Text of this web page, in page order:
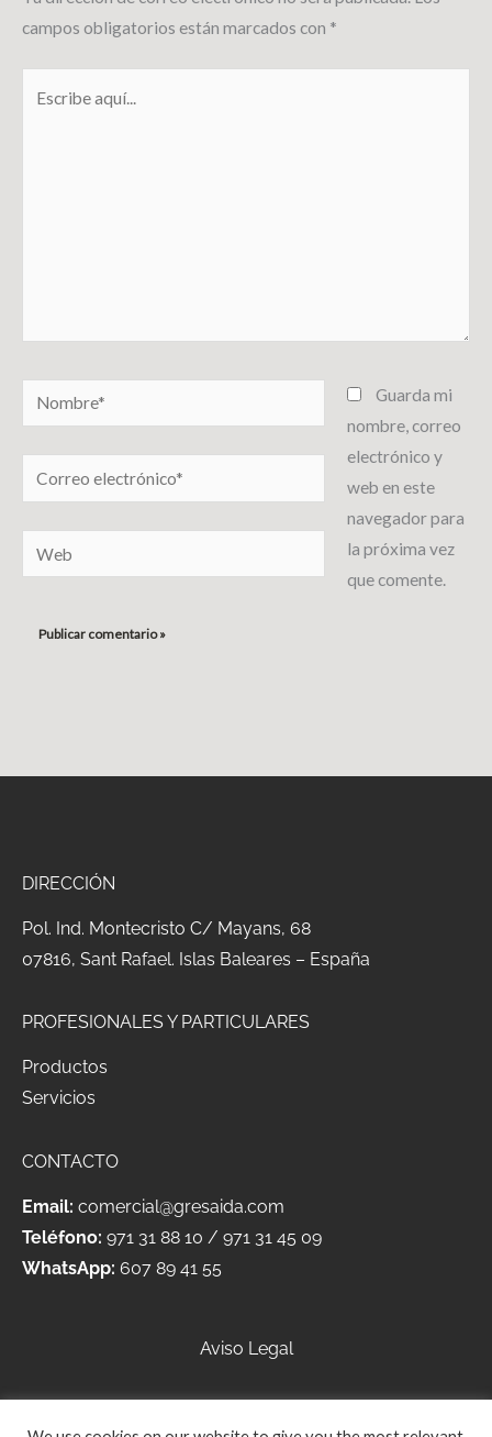
campos obligatorios están marcados con *
Nombre*
Correo
electrónico*
Web
Guarda mi
nombre, correo
electrónico y
web en este
navegador para
la próxima vez
que comente.
DIRECCIÓN
Pol. Ind. Montecristo C/ Mayans, 68
07816, Sant Rafael. Islas Baleares – España
PROFESIONALES Y PARTICULARES
Productos
Servicios
CONTACTO
Email: comercial@gresaida.com
Teléfono: 971 31 88 10 / 971 31 45 09
WhatsApp: 607 89 41 55
Aviso Legal